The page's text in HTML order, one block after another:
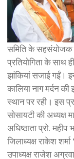
समिति के सहसंयोजक
प्रतियोगिता के साथ
झांकियां सजाई गईं।
कालिया नाग मर्दन की
स्थान पर रही। इस
सोसायटी की अध्यक्ष
अधिष्ठाता प्रो.
जिलाध्यक्ष राकेश
उपाध्यक्ष राजेश